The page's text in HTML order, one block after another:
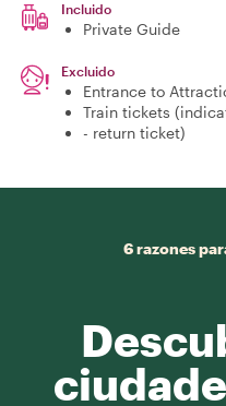
Incluido
Private Guide
Excluido
Entrance to
Train tickets
- return ticket)
6 razones